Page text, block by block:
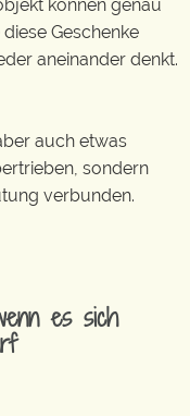
können genau
Geschenke
aneinander denkt.
auch etwas
sondern
verbunden.
es sich